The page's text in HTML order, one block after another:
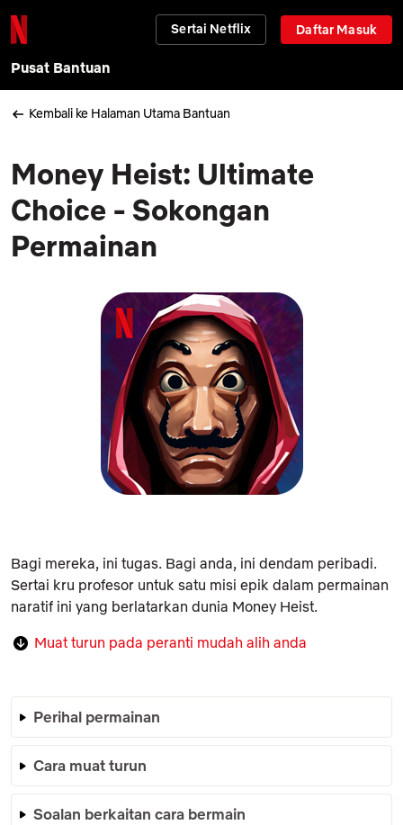
Sertai Netflix Daftar Masuk
Pusat Bantuan
Kembali ke Halaman Utama Bantuan
Money Heist: Ultimate
Choice - Sokongan
Permainan
Bagi mereka, ini tugas. Bagi anda, ini dendam peribadi.
Sertai kru profesor untuk satu misi epik dalam permainan
naratif ini yang berlatarkan dunia Money Heist.
Muat turun pada peranti mudah alih anda
Perihal permainan
Cara muat turun
Soalan berkaitan cara bermain